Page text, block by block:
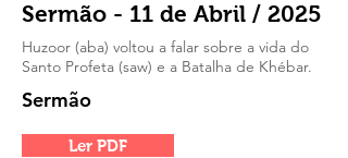
Sermão - 11 de Abril / 2025
Huzoor (aba) voltou a falar sobre a vida do
Santo Profeta (saw) e a Batalha de Khébar.
Sermão
Ler PDF